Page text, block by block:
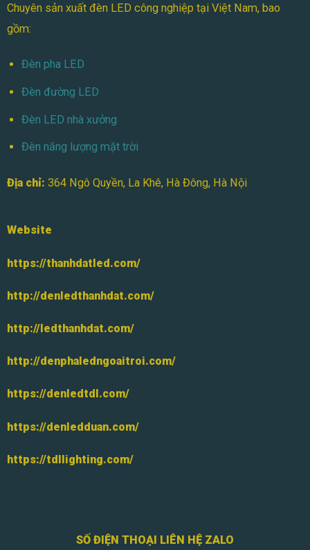
Chuyên sản xuất đèn LED công nghiệp tại Việt Nam, bao
gồm:
Đèn pha LED
Đèn đường LED
Đèn LED nhà xưởng
Đèn năng lượng mặt trời
Địa chỉ: 364 Ngô Quyền, La Khê, Hà Đông, Hà Nội
Website
https://thanhdatled.com/
http://denledthanhdat.com/
http://ledthanhdat.com/
http://denphaledngoaitroi.com/
https://denledtdl.com/
https://denledduan.com/
https://tdllighting.com/
SỐ ĐIỆN THOẠI LIÊN HỆ ZALO